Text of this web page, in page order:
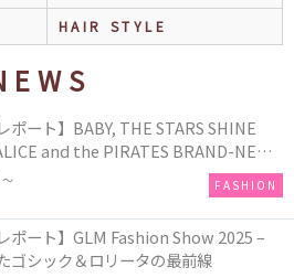
HAIR STYLE
ポート】BABY, THE STARS SHINE
and the PIRATES BRAND-NEW
in TOKYO
FASHION
ポート】GLM Fashion Show 2025 –
ゴシック＆ロリータの最前線